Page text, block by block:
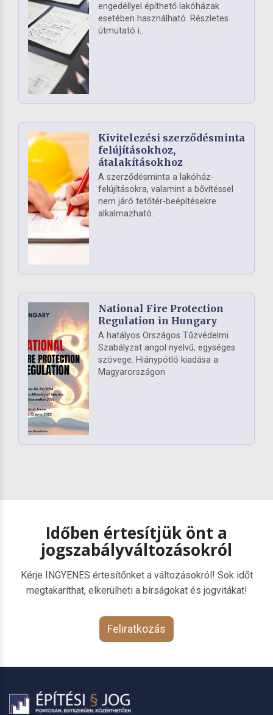
engedéllyel építhető lakóházak
esetében használható. Részletes
útmutató i...
Kivitelezési szerződésminta
felújításokhoz,
átalakításokhoz
A szerződésminta a lakóház-
felújításokra, valamint a bővítéssel
nem járó tetőtér-beépítésekre
alkalmazható.
National Fire Protection
Regulation in Hungary
A hatályos Országos Tűzvédelmi
Szabályzat angol nyelvű, egységes
szövege. Hiánypótló kiadása a
Magyarországon
Időben értesítjük önt a
jogszabályváltozásokról
Kérje INGYENES értesítőnket a változásokról! Sok időt
megtakaríthat, elkerülheti a bírságokat és jogvitákat!
Feliratkozás